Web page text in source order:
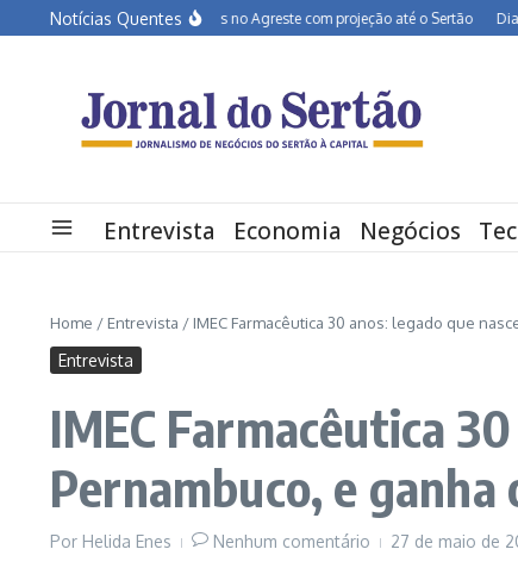
Ir para o conteúdo
Notícias Quentes
BR-232 entra em obras no Agreste com projeção até o Sertão Dia dos
Entrevista Economia Negócios
Home / Entrevista / IMEC Farmacêutica 30 anos: legado que
Entrevista
IMEC Farmacêutica
Pernambuco, e ganha
Por Helida Enes Nenhum comentário 27 de maio de